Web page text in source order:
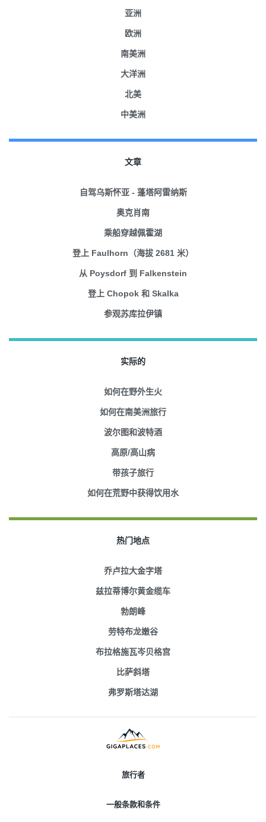
亚洲
欧洲
南美洲
大洋洲
北美
中美洲
文章
自驾乌斯怀亚 - 蓬塔阿雷纳斯
奥克肖南
乘船穿越佩霍湖
登上 Faulhorn（海拔 2681 米）
从 Poysdorf 到 Falkenstein
登上 Chopok 和 Skalka
参观苏库拉伊镇
实际的
如何在野外生火
如何在南美洲旅行
波尔图和波特酒
高原/高山病
带孩子旅行
如何在荒野中获得饮用水
热门地点
乔卢拉大金字塔
兹拉蒂博尔黄金缆车
勃朗峰
劳特布龙嫩谷
布拉格施瓦岑贝格宫
比萨斜塔
弗罗斯塔达湖
旅行者
一般条款和条件